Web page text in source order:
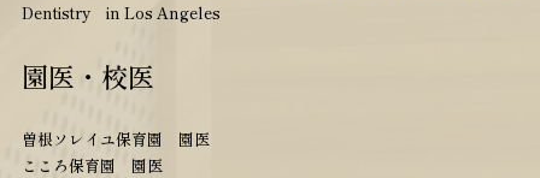
Dentistry in Los Angeles
園医・校医
曽根ソレイユ保育園 園医
こころ保育園 園医